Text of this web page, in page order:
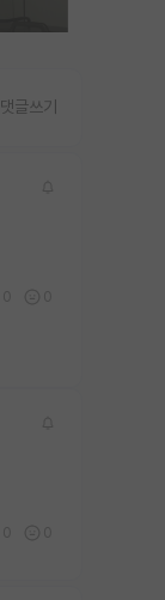
댓글쓰기